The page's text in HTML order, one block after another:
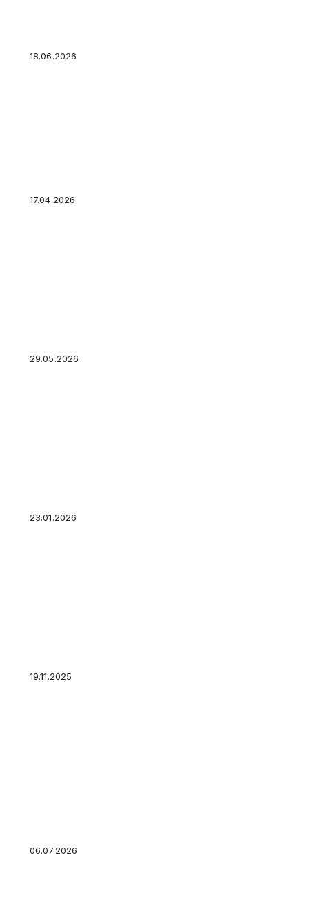
18.06.2026
17.04.2026
29.05.2026
23.01.2026
19.11.2025
06.07.2026